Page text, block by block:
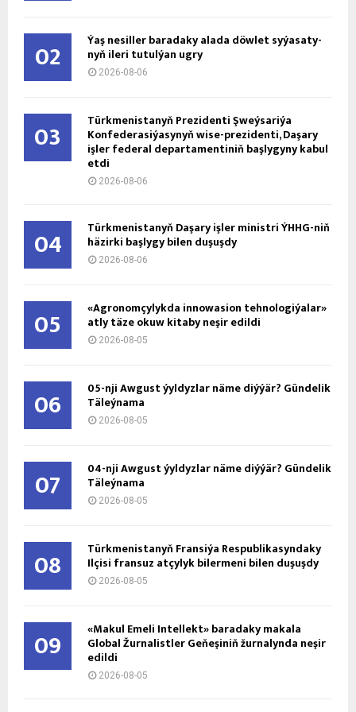
02 Ýaş ne­sil­ler ba­ra­da­ky ala­da döw­let sy­ýa­sa­ty­
nyň ile­ri tu­tul­ýan ug­ry
2026-08-06
03 Türkmenistanyň Prezidenti Şweýsariýa
Konfederasiýasynyň wise-prezidenti, Daşary
işler federal departamentiniň başlygyny kabul
etdi
2026-08-06
04 Türkmenistanyň Daşary işler ministri ÝHHG-niň
häzirki başlygy bilen duşuşdy
2026-08-06
05 «Agronomçylykda innowasion tehnologiýalar»
atly täze okuw kitaby neşir edildi
2026-08-05
06 05-nji Awgust ýyldyzlar näme diýýär? Gündelik
Täleýnama
2026-08-05
07 04-nji Awgust ýyldyzlar näme diýýär? Gündelik
Täleýnama
2026-08-05
08 Türkmenistanyň Fransiýa Respublikasyndaky
Ilçisi fransuz atçylyk bilermeni bilen duşuşdy
2026-08-05
09 «Makul Emeli Intellekt» baradaky makala
Global Žurnalistler Geňeşiniň žurnalynda neşir
edildi
2026-08-05